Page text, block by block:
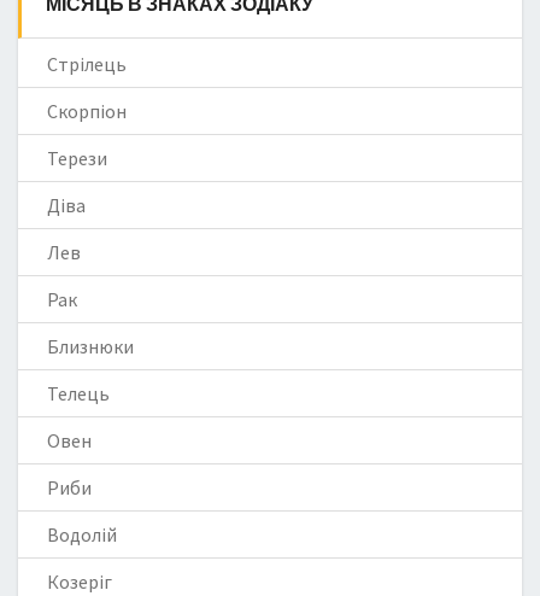
Стрілець
Скорпіон
Терези
Діва
Лев
Рак
Близнюки
Телець
Овен
Риби
Водолій
Козеріг